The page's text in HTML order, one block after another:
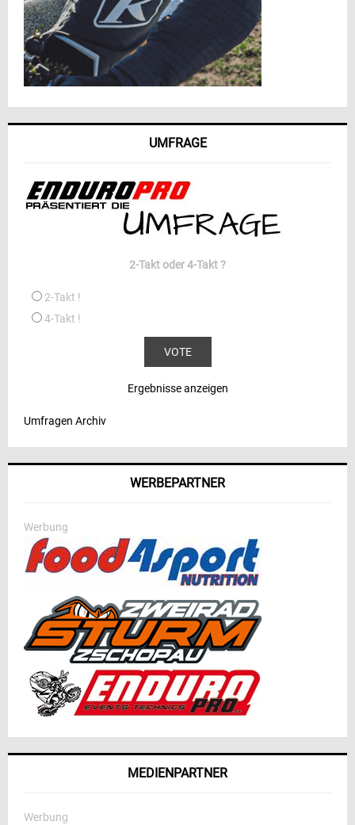
UMFRAGE
2-Takt oder 4-Takt ?
2-Takt !
4-Takt !
Ergebnisse anzeigen
Umfragen Archiv
WERBEPARTNER
Werbung
MEDIENPARTNER
Werbung